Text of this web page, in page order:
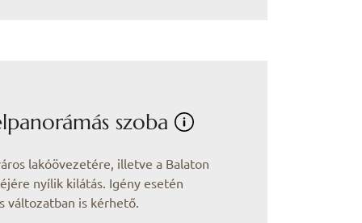
szoba
lakóövezetére, illetve a Balaton
nyílik kilátás. Igény esetén
változatban is kérhető.